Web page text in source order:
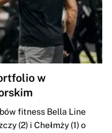
w
fitness Bella Line
(2) i Chełmży (1) o